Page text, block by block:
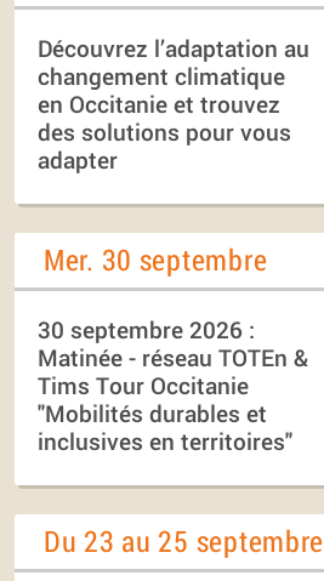
Découvrez l’adaptation au
changement climatique
en Occitanie et trouvez
des solutions pour vous
adapter
Mer. 30 septembre
30 septembre 2026 :
Matinée - réseau TOTEn &
Tims Tour Occitanie
"Mobilités durables et
inclusives en territoires"
Du 23 au 25 septembre